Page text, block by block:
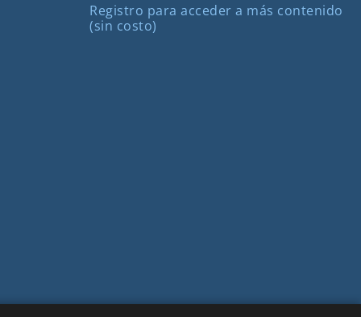
Registro para acceder a más contenido
(sin costo)